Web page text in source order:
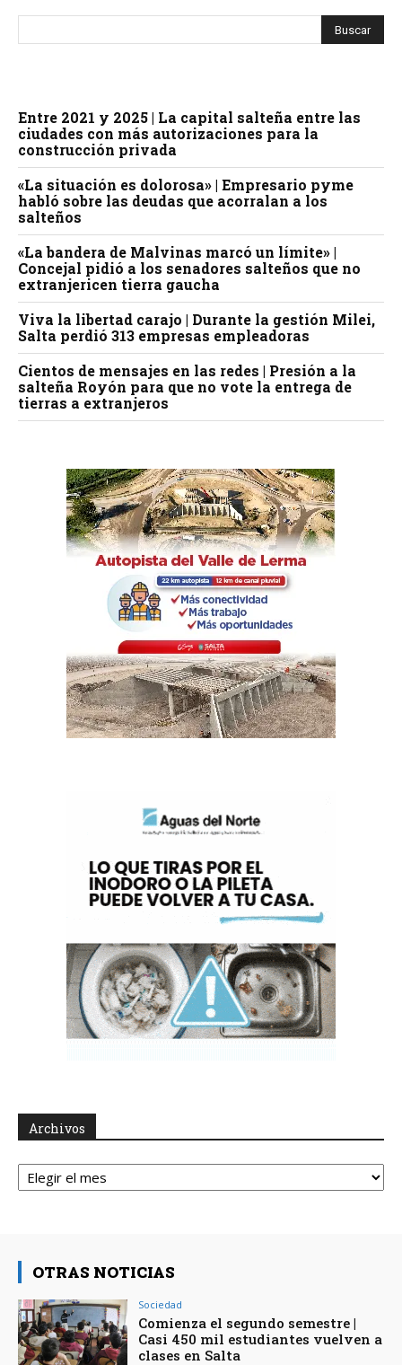
Entre 2021 y 2025 | La capital salteña entre las
ciudades con más autorizaciones para la
construcción privada
«La situación es dolorosa» | Empresario pyme
habló sobre las deudas que acorralan a los
salteños
«La bandera de Malvinas marcó un límite» |
Concejal pidió a los senadores salteños que no
extranjericen tierra gaucha
Viva la libertad carajo | Durante la gestión Milei,
Salta perdió 313 empresas empleadoras
Cientos de mensajes en las redes | Presión a la
salteña Royón para que no vote la entrega de
tierras a extranjeros
Archivos
Archivos
OTRAS NOTICIAS
Sociedad
Comienza el segundo semestre |
Casi 450 mil estudiantes vuelven a
clases en Salta